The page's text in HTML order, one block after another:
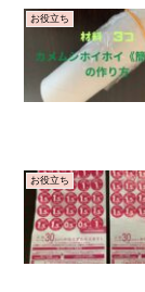
お役立ち
お役立ち